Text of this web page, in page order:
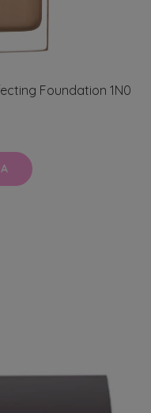
Foundation 1N0